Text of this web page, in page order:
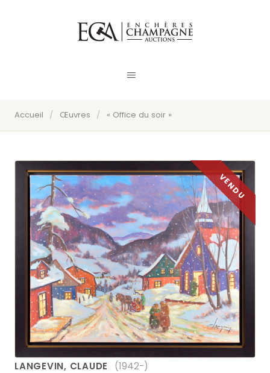
Accueil / Œuvres / « Office du soir »
LANGEVIN, CLAUDE (1942-)